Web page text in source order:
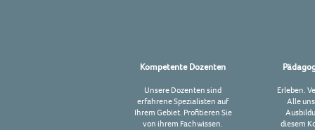
Kompetente Dozenten
Unsere Dozenten sind
erfahrene Spezialisten auf
Ihrem Gebiet. Profitieren Sie
von ihrem Fachwissen.
Erleben.
Alle
diesem